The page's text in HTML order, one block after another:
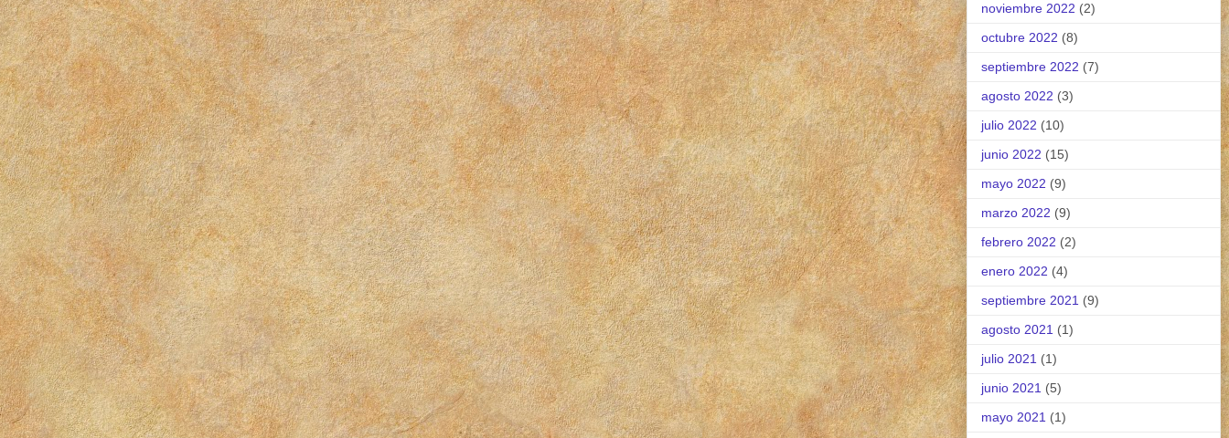
noviembre 2022 (2)
octubre 2022 (8)
septiembre 2022 (7)
agosto 2022 (3)
julio 2022 (10)
junio 2022 (15)
mayo 2022 (9)
marzo 2022 (9)
febrero 2022 (2)
enero 2022 (4)
septiembre 2021 (9)
agosto 2021 (1)
julio 2021 (1)
junio 2021 (5)
mayo 2021 (1)